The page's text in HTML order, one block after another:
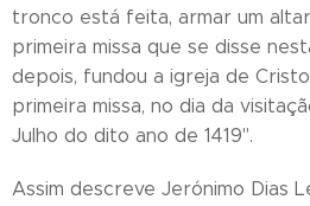
tronco está feita, armar um
primeira missa que se disse
depois, fundou a igreja de
primeira missa, no dia da
Julho do dito ano de 1419".
Assim descreve Jerónimo Dias